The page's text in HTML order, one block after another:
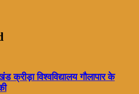
क्रीड़ा विश्वविद्यालय गौलापार के